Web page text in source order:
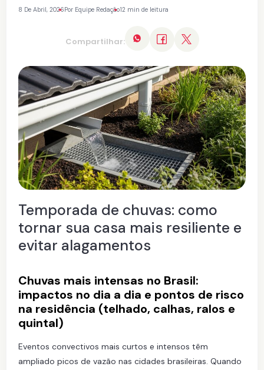
8 De Abril, 2026Por Equipe Redação12 min de leitura
Compartilhar:
Temporada de chuvas: como
tornar sua casa mais resiliente e
evitar alagamentos
Chuvas mais intensas no Brasil:
impactos no dia a dia e pontos de risco
na residência (telhado, calhas, ralos e
quintal)
Eventos convectivos mais curtos e intensos têm
ampliado picos de vazão nas cidades brasileiras. Quando